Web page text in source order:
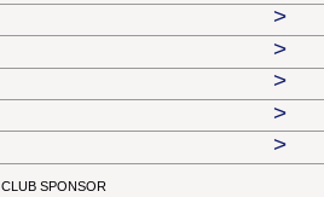
>
>
>
>
>
CLUB SPONSOR